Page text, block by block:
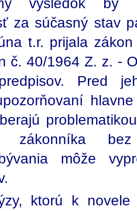
za súčasný stav
t.r. prijala
č. 40/1964 Z. z. -
Pred
zákonníka
môže
ktorú k novele